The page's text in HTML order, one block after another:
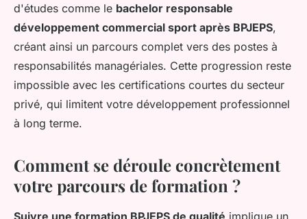
d'études comme le bachelor responsable
développement commercial sport après BPJEPS,
créant ainsi un parcours complet vers des postes à
responsabilités managériales. Cette progression reste
impossible avec les certifications courtes du secteur
privé, qui limitent votre développement professionnel
à long terme.
Comment se déroule concrètement
votre parcours de formation ?
Suivre une formation BPJEPS de qualité implique un